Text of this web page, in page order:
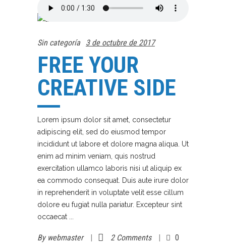
Sin categoría 3 de octubre de 2017
FREE YOUR
CREATIVE SIDE
Lorem ipsum dolor sit amet, consectetur
adipiscing elit, sed do eiusmod tempor
incididunt ut labore et dolore magna aliqua. Ut
enim ad minim veniam, quis nostrud
exercitation ullamco laboris nisi ut aliquip ex
ea commodo consequat. Duis aute irure dolor
in reprehenderit in voluptate velit esse cillum
dolore eu fugiat nulla pariatur. Excepteur sint
occaecat
By webmaster 2 Comments
0